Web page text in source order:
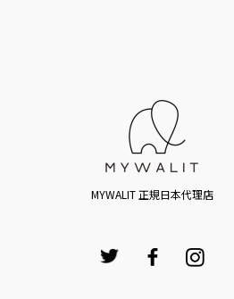
MYWALIT 正規日本代理店